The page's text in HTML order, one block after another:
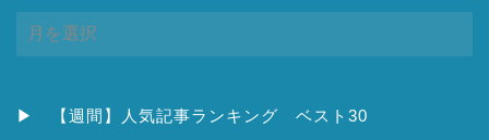
ア
ー
ブ
▶ 【週間】人気記事ランキング ベスト30